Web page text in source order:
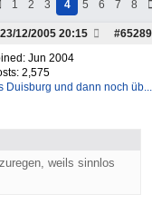
1 2 3 4 5 6 7 8
#65289
23/12/2005 20:15
Jun 2004
2,575
Duisburg und dann noch üb...
weils sinnlos